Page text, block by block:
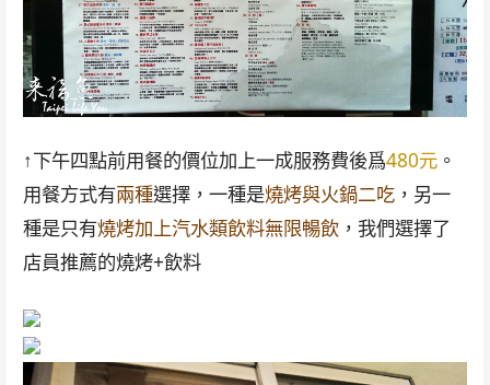
↑下午四點前用餐的價位加上一成服務費後爲480元。
用餐方式有兩種選擇，一種是燒烤與火鍋二吃，另一
種是只有燒烤加上汽水類飲料無限暢飲，我們選擇了
店員推薦的燒烤+飲料